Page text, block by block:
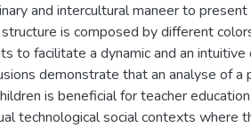
and intercultural maneer to
is composed by different
to facilitate a dynamic and an intuitive
demonstrate that an analyse of a
is beneficial for teacher
technological social contexts where